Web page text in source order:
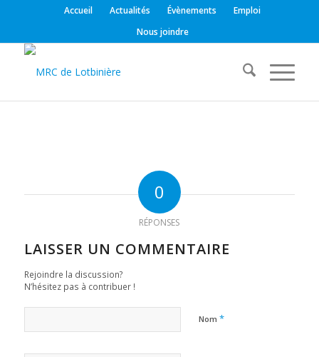
Accueil Actualités Évènements
Emploi
Nous joindre
0
RÉPONSES
LAISSER UN COMMENTAIRE
Rejoindre la discussion?
N’hésitez pas à contribuer !
Nom *